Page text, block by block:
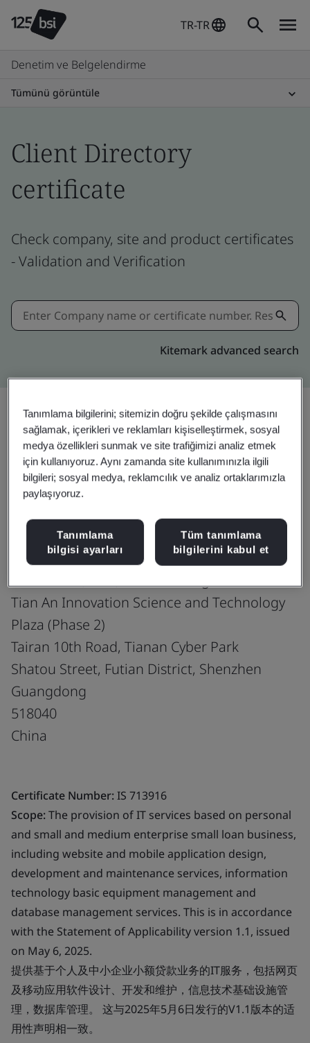
TR-TR
Denetim ve Belgelendirme
Tümünü görüntüle
Client Directory
certificate
Check company, site and product certificates
- Validation and Verification
Kitemark advanced search
Paylaşın:
ISO/IEC 27001:2022
Yirongzhan Fintech (Shenzhen) Limited
Tian An Innovation Science and Technology
Plaza (Phase 2)
Tairan 10th Road, Tianan Cyber Park
Shatou Street, Futian District, Shenzhen
Guangdong
518040
China
Certificate Number:IS 713916
Scope:The provision of IT services based on personal
and small and medium enterprise small loan business,
including website and mobile application design,
development and maintenance services, information
technology basic equipment management and
database management services. This is in accordance
with the Statement of Applicability version 1.1, issued
on May 6, 2025.
提供基于个人及中小企业小额贷款业务的IT服务，包括网页
及移动应用软件设计、开发和维护，信息技术基础设施管
理，数据库管理。 这与2025年5月6日发行的V1.1版本的适
用性声明相一致。
Tanımlama bilgilerini; sitemizin doğru şekilde çalışmasını
sağlamak, içerikleri ve reklamları kişiselleştirmek, sosyal
medya özellikleri sunmak ve site trafiğimizi analiz etmek
için kullanıyoruz. Aynı zamanda site kullanımınızla ilgili
bilgileri; sosyal medya, reklamcılık ve analiz ortaklarımızla
paylaşıyoruz.
Tanımlama
bilgisi ayarları
Tüm tanımlama
bilgilerini kabul et